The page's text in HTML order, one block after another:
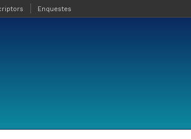
Enquestes